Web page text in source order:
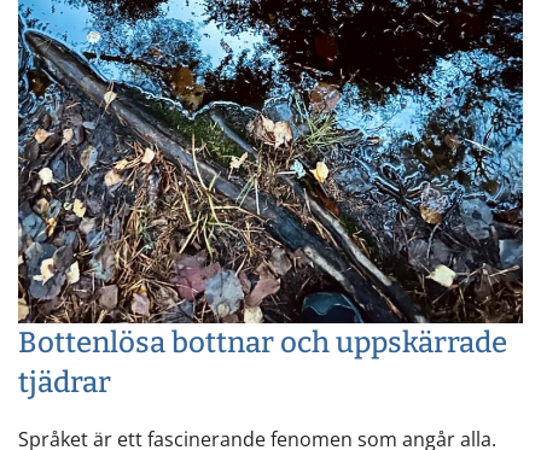
Bottenlösa bottnar och uppskärrade
tjädrar
Språket är ett fascinerande fenomen som angår alla.